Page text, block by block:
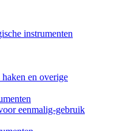
instrumenten
haken en overige
eenmalig-gebruik